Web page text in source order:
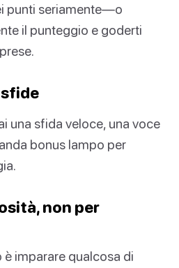
punti seriamente—o
il punteggio e goderti
una sfida veloce, una voce
bonus lampo per
non per
imparare qualcosa di